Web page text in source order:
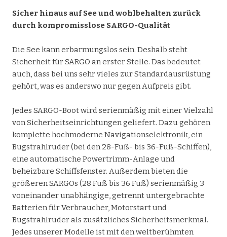
Sicher hinaus auf See und wohlbehalten zurück
durch kompromisslose SARGO-Qualität
Die See kann erbarmungslos sein. Deshalb steht
Sicherheit für SARGO an erster Stelle. Das bedeutet
auch, dass bei uns sehr vieles zur Standardausrüstung
gehört, was es anderswo nur gegen Aufpreis gibt.
Jedes SARGO-Boot wird serienmäßig mit einer Vielzahl
von Sicherheitseinrichtungen geliefert. Dazu gehören
komplette hochmoderne Navigationselektronik, ein
Bugstrahlruder (bei den 28-Fuß- bis 36-Fuß-Schiffen),
eine automatische Powertrimm-Anlage und
beheizbare Schiffsfenster. Außerdem bieten die
größeren SARGOs (28 Fuß bis 36 Fuß) serienmäßig 3
voneinander unabhängige, getrennt untergebrachte
Batterien für Verbraucher, Motorstart und
Bugstrahlruder als zusätzliches Sicherheitsmerkmal.
Jedes unserer Modelle ist mit den weltberühmten